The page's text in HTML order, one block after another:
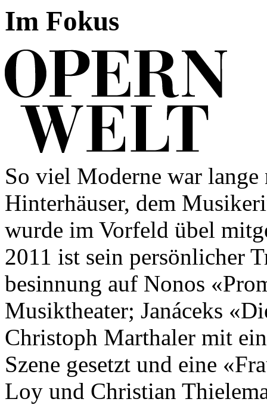
Im Fokus
So viel Moderne war
Hinterhäuser, dem
wurde im Vorfeld übel
2011 ist sein persön­licher
besinnung auf Nonos
Musiktheater; Janáceks
Christoph Marthaler mit
Szene gesetzt und eine
Loy und Christian